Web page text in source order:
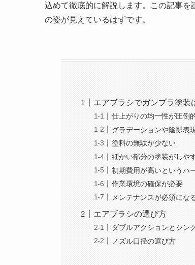
込めて徹底的に解説します。この記事
の姿が見えているはずです。
エアブラシでガンプラ塗装
仕上がりの均一性が圧倒
グラデーションや陰影表
塗料の無駄が少ない
細かい部分の塗装がしや
初期費用が高いというハ
作業環境の確保が必要
メンテナンスが必須にな
エアブラシの選び方
ダブルアクションとシン
ノズル口径の選び方